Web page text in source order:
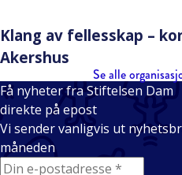
Klang av fellesskap –
Akershus
Se alle
Få nyheter fra Stiftelsen Dam
direkte på epost
Vi sender vanligvis ut
måneden
E-mail